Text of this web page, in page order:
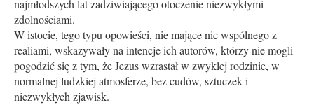
najmłodszych lat zadziwiającego otoczenie niezwykłymi
zdolnościami.
W istocie, tego typu opowieści, nie mające nic wspólnego z
realiami, wskazywały na intencje ich autorów, którzy nie mogli
pogodzić się z tym, że Jezus wzrastał w zwykłej rodzinie, w
normalnej ludzkiej atmosferze, bez cudów, sztuczek i
niezwykłych zjawisk.